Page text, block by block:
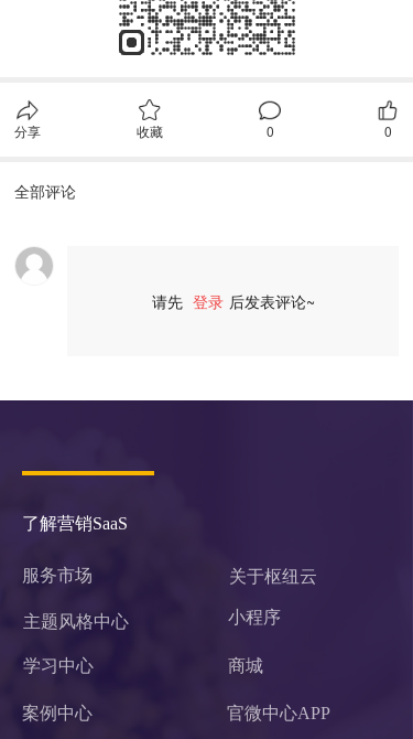
分享 收藏 0 0
全部评论
请先 登录 后发表评论~
了解营销SaaS
关于枢纽云
服务市场
主题风格中心 小程序
学习中心 商城
案例中心 官微中心APP